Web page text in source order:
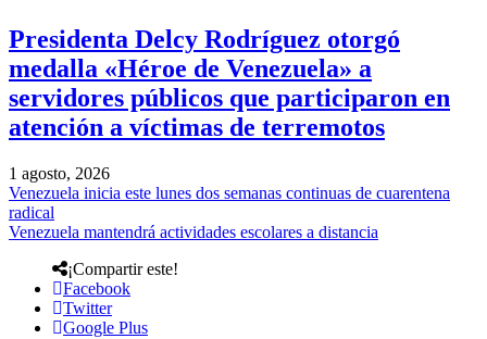
Presidenta Delcy Rodríguez otorgó
medalla «Héroe de Venezuela» a
servidores públicos que participaron en
atención a víctimas de terremotos
1 agosto, 2026
Venezuela inicia este lunes dos semanas continuas de cuarentena
radical
Venezuela mantendrá actividades escolares a distancia
¡Compartir este!
Facebook
Twitter
Google Plus